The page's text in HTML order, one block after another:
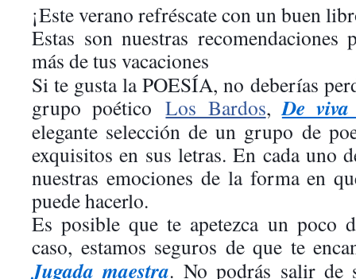
¡Este verano refréscate con un buen
Estas son nuestras
más de tus vacaciones
Si te gusta la POESÍA, no deberías
grupo poéticoLos Bardos,De viva
elegante selección de un grupo de
exquisitos en sus letras. En cada uno
nuestras emociones de la forma en
puede hacerlo.
Es posible que te apetezca un poco
caso, estamos seguros de que te
Jugada maestra. No podrás salir de